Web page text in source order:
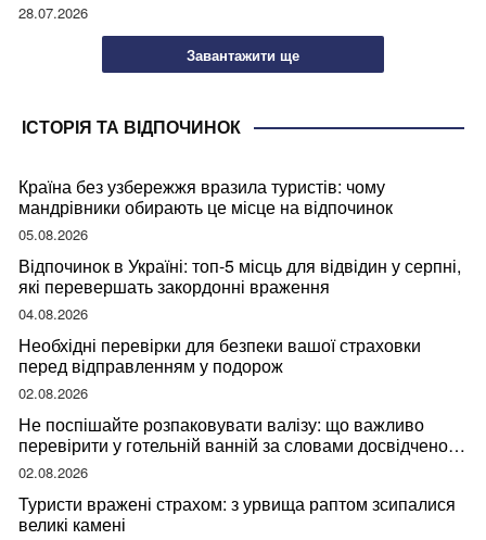
28.07.2026
Завантажити ще
ІСТОРІЯ ТА ВІДПОЧИНОК
Країна без узбережжя вразила туристів: чому
мандрівники обирають це місце на відпочинок
05.08.2026
Відпочинок в Україні: топ-5 місць для відвідин у серпні,
які перевершать закордонні враження
04.08.2026
Необхідні перевірки для безпеки вашої страховки
перед відправленням у подорож
02.08.2026
Не поспішайте розпаковувати валізу: що важливо
перевірити у готельній ванній за словами досвідченої
мандрівниці
02.08.2026
Туристи вражені страхом: з урвища раптом зсипалися
великі камені